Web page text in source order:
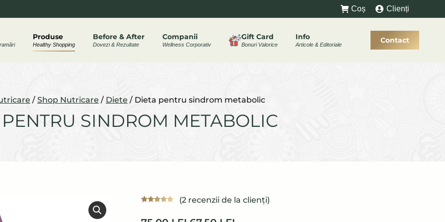
Coș Clienți
Produse
Healthy Shopping
Before & After
Dovezi & Rezultate
Companii
Wellness Corporativ
Gift Card
Bonuri Valorice
Info
Articole & Editoriale Contact
/ Shop Nutricare / Diete / Dieta pentru sindrom metabolic
SINDROM METABOLIC
(2 recenzii de la clienți)